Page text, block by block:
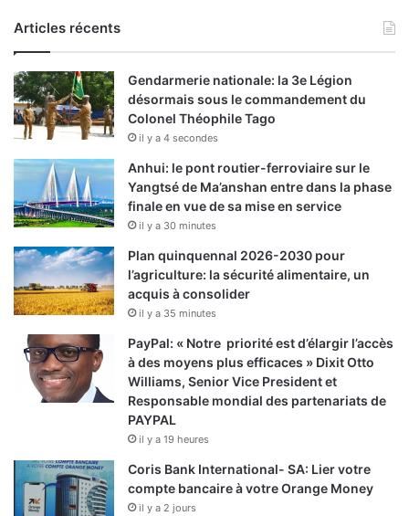
Articles récents
Gendarmerie nationale: la 3e Légion
désormais sous le commandement du
Colonel Théophile Tago
il y a 4 secondes
Anhui: le pont routier-ferroviaire sur le
Yangtsé de Ma’anshan entre dans la phase
finale en vue de sa mise en service
il y a 30 minutes
Plan quinquennal 2026-2030 pour
l’agriculture: la sécurité alimentaire, un
acquis à consolider
il y a 35 minutes
PayPal: « Notre priorité est d’élargir l’accès
à des moyens plus efficaces » Dixit Otto
Williams, Senior Vice President et
Responsable mondial des partenariats de
PAYPAL
il y a 19 heures
Coris Bank International- SA: Lier votre
compte bancaire à votre Orange Money
il y a 2 jours